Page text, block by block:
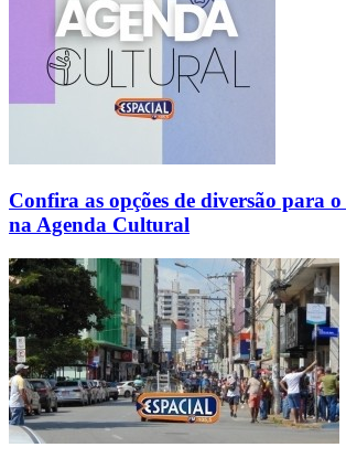
Confira as opções de diversão para
na Agenda Cultural